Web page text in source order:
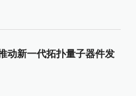
动新一代拓扑量子器件发